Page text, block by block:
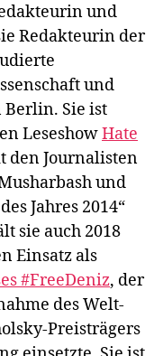
und
Redakteurin der
und
Berlin. Sie ist
LeseshowHate
den Journalisten
und
Jahres 2014“
sie auch 2018
Einsatz als
#FreeDeniz, der
des Welt-
Preisträgers